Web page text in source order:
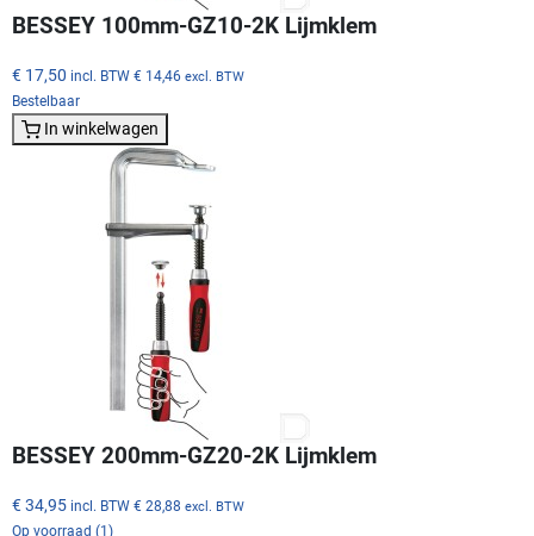
BESSEY 100mm-GZ10-2K Lijmklem
€ 17,50 incl. BTW € 14,46 excl. BTW
Bestelbaar
In winkelwagen
BESSEY 200mm-GZ20-2K Lijmklem
€ 34,95 incl. BTW € 28,88 excl. BTW
Op voorraad (1)